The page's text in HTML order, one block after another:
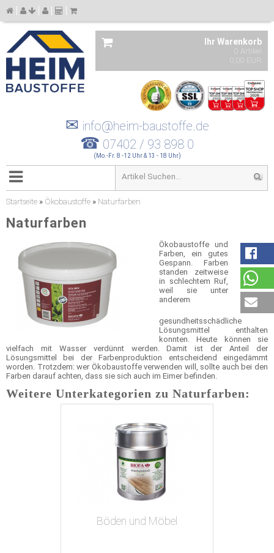
Ihr Warenkorb
0 Artikel
0,00 EUR
✉ info@heim-baustoffe.de
☎ 07402 / 93 898 0
(Mo.-Fr. 8 -12 Uhr & 13 - 18 Uhr)
Startseite » Ökobaustoffe » Naturfarben
Naturfarben
Ökobaustoffe und
Farben, ein gutes
Gespann. Farben
standen zeitweise
in schlechtem Ruf,
weil sie unter
anderem
gesundheitsschädliche
Lösungsmittel enthalten
konnten. Heute können sie
vielfach mit Wasser verdünnt werden. Damit ist der Anteil der
Lösungsmittel bei der Farbenproduktion entscheidend eingedämmt
worden. Trotzdem: wer Ökobaustoffe verwenden will, sollte auch bei den
Farben darauf achten, dass sie sich auch im Eimer befinden.
Weitere Unterkategorien zu Naturfarben:
Böden und Möbel